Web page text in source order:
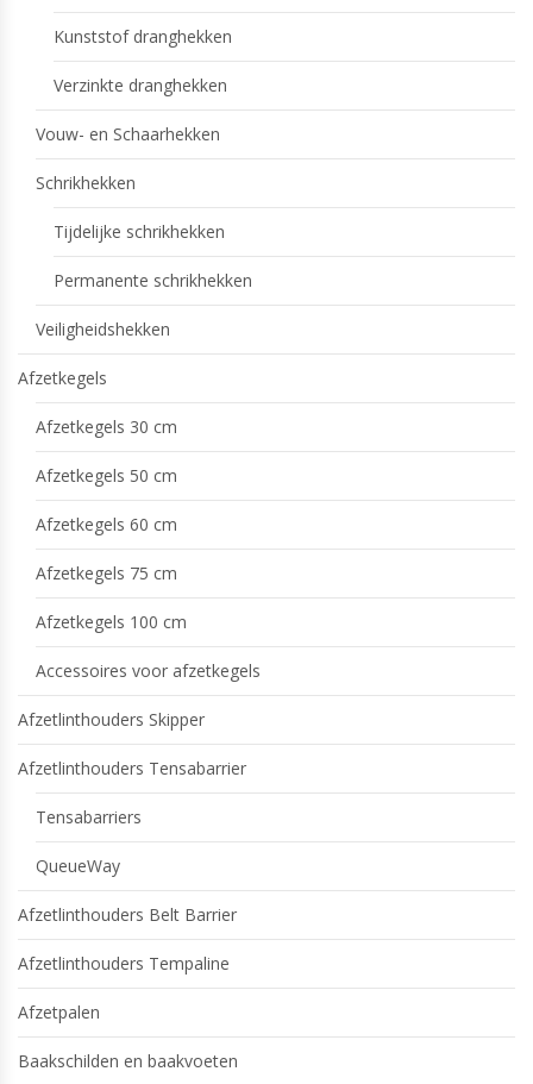
Kunststof dranghekken
Verzinkte dranghekken
Vouw- en Schaarhekken
Schrikhekken
Tijdelijke schrikhekken
Permanente schrikhekken
Veiligheidshekken
Afzetkegels
Afzetkegels 30 cm
Afzetkegels 50 cm
Afzetkegels 60 cm
Afzetkegels 75 cm
Afzetkegels 100 cm
Accessoires voor afzetkegels
Afzetlinthouders Skipper
Afzetlinthouders Tensabarrier
Tensabarriers
QueueWay
Afzetlinthouders Belt Barrier
Afzetlinthouders Tempaline
Afzetpalen
Baakschilden en baakvoeten